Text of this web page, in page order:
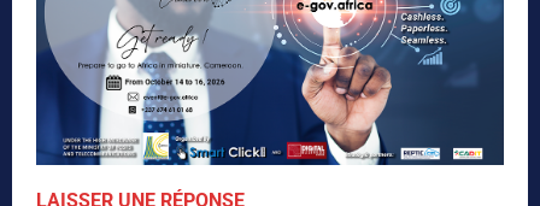
LAISSER UNE RÉPONSE